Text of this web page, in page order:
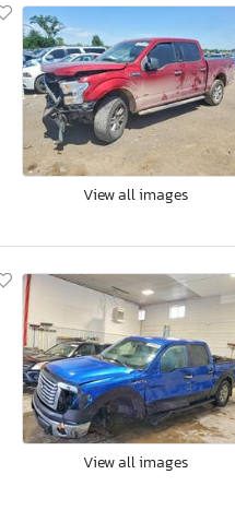
View all images
View all images